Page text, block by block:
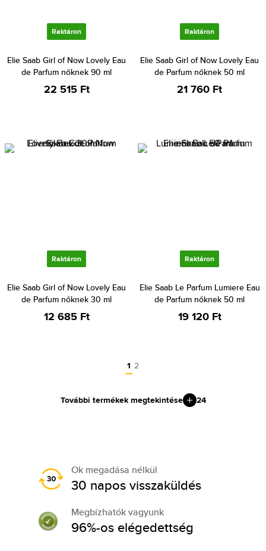
Raktáron
Elie Saab Girl of Now Lovely Eau
de Parfum nőknek 90 ml
22 515 Ft
Raktáron
Elie Saab Girl of Now Lovely Eau
de Parfum nőknek 50 ml
21 760 Ft
Raktáron
Elie Saab Girl of Now Lovely Eau
de Parfum nőknek 30 ml
12 685 Ft
Raktáron
Elie Saab Le Parfum Lumiere Eau
de Parfum nőknek 50 ml
19 120 Ft
1 2
További termékek megtekintése 24
Ok megadása nélkül
30 napos visszaküldés
Megbízhatók vagyunk
96%-os elégedettség